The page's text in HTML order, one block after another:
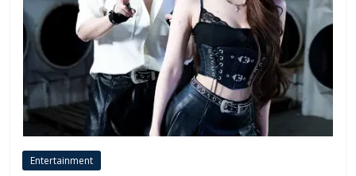
Entertainment